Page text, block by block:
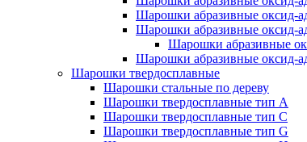
Шарошки абразивные оксид-
Шарошки абразивные оксид-
Шарошки абразивные
Шарошки абразивные оксид-
Шарошки твердосплавные
Шарошки стальные по дереву
Шарошки твердосплавные тип A
Шарошки твердосплавные тип C
Шарошки твердосплавные тип G